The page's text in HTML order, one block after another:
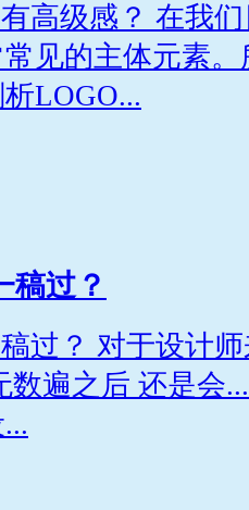
高级感？ 在我
见的主体元素
LOGO...
稿过？
过？ 对于设计
数遍之后 还是会